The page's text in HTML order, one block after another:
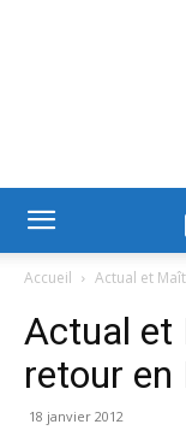
Accueil Actual et
Actual et
retour en
18 janvier 2012